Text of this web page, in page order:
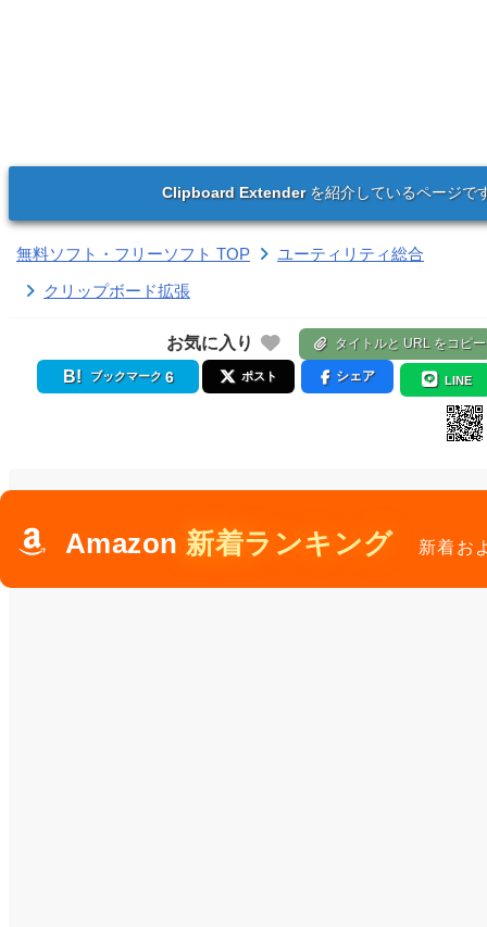
Clipboard Extenderを紹介しているページで
無料ソフト・フリーソフト TOP
ユーティリティ総合
クリップボード拡張
お気に入り タイトルと URL をコピー
ブックマーク 6 ポスト シェア LINE
Amazon 新着ランキング 新着お